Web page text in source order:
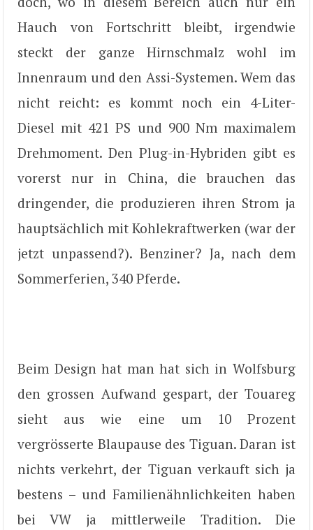
Hauch von Fortschritt bleibt, irgendwie
steckt der ganze Hirnschmalz wohl im
Innenraum und den Assi-Systemen. Wem das
nicht reicht: es kommt noch ein 4-Liter-
Diesel mit 421 PS und 900 Nm maximalem
Drehmoment. Den Plug-in-Hybriden gibt es
vorerst nur in China, die brauchen das
dringender, die produzieren ihren Strom ja
hauptsächlich mit Kohlekraftwerken (war der
jetzt unpassend?). Benziner? Ja, nach dem
Sommerferien, 340 Pferde.
Beim Design hat man hat sich in Wolfsburg
den grossen Aufwand gespart, der Touareg
sieht aus wie eine um 10 Prozent
vergrösserte Blaupause des Tiguan. Daran ist
nichts verkehrt, der Tiguan verkauft sich ja
bestens – und Familienähnlichkeiten haben
bei VW ja mittlerweile Tradition. Die